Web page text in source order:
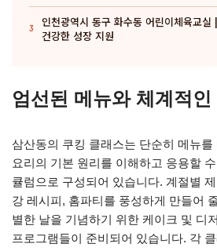
3
인천광역시 동구 화수동 어린이체육교
건강한 성장 지원
엄선된 메뉴와 체계적인
삼산동의 쿠킹 클래스는 단순히 메뉴
요리의 기본 원리를 이해하고 응용할
큘럼으로 구성되어 있습니다. 계절별
강 레시피, 홈파티를 풍성하게 만들어
별한 날을 기념하기 위한 케이크 및 디
프로그램들이 준비되어 있습니다. 각